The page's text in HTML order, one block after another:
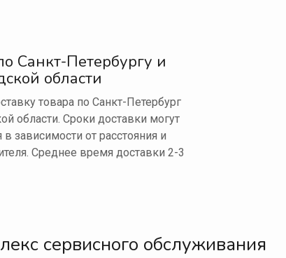
Санкт-Петербургу и
области
товара по Санкт-Петербург
области. Сроки доставки могут
в зависимости от расстояния и
Среднее время доставки 2-3
сервисного обслуживания